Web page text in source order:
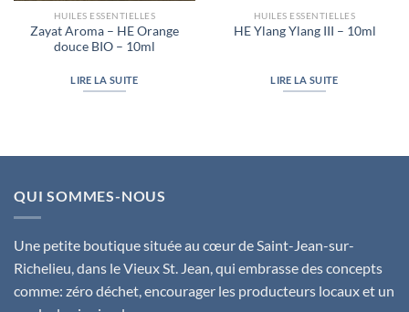
HUILES ESSENTIELLES
Zayat Aroma – HE Orange
douce BIO – 10ml
LIRE LA SUITE
HUILES ESSENTIELLES
HE Ylang Ylang III – 10ml
LIRE LA SUITE
QUI SOMMES-NOUS
Une petite boutique située au cœur de Saint-Jean-sur-
Richelieu, dans le Vieux St. Jean, qui embrasse des concepts
comme: zéro déchet, encourager les producteurs locaux et un